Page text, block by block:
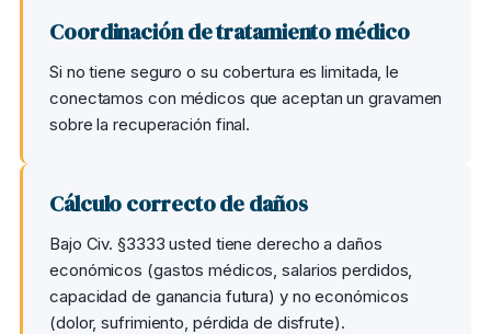
Coordinación de tratamiento médico
Si no tiene seguro o su cobertura es limitada, le
conectamos con médicos que aceptan un gravamen
sobre la recuperación final.
Cálculo correcto de daños
Bajo Civ. §3333 usted tiene derecho a daños
económicos (gastos médicos, salarios perdidos,
capacidad de ganancia futura) y no económicos
(dolor, sufrimiento, pérdida de disfrute).